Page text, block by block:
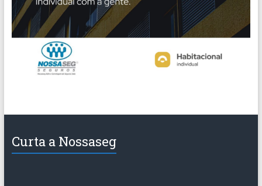
Curta a Nossaseg